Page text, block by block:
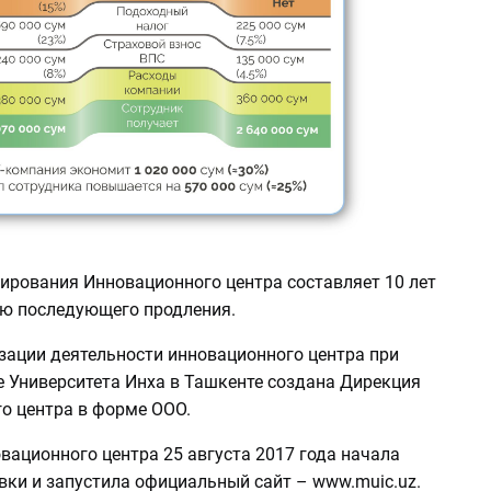
Инновационного центра составляет 10 лет
последующего продления.
деятельности инновационного центра при
Университета Инха в Ташкенте создана Дирекция
центра в форме ООО.
центра 25 августа 2017 года начала
и запустила официальный сайт – www.muic.uz.